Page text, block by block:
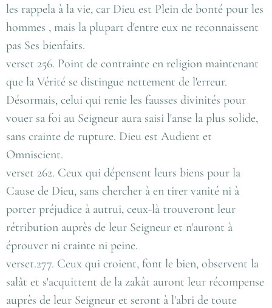
les rappela à la vie, car Dieu est Plein de bonté pour les
hommes , mais la plupart d'entre eux ne reconnaissent
pas Ses bienfaits.
verset 256. Point de contrainte en religion maintenant
que la Vérité se distingue nettement de l'erreur.
Désormais, celui qui renie les fausses divinités pour
vouer sa foi au Seigneur aura saisi l'anse la plus solide,
sans crainte de rupture. Dieu est Audient et
Omniscient.
verset 262. Ceux qui dépensent leurs biens pour la
Cause de Dieu, sans chercher à en tirer vanité ni à
porter préjudice à autrui, ceux-là trouveront leur
rétribution auprès de leur Seigneur et n'auront à
éprouver ni crainte ni peine.
verset.277. Ceux qui croient, font le bien, observent la
salât et s'acquittent de la zakât auront leur récompense
auprès de leur Seigneur et seront à l'abri de toute